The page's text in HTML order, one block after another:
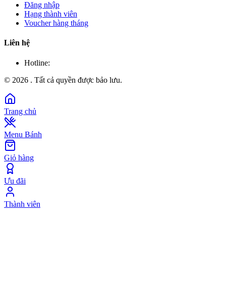
Đăng nhập
Hạng thành viên
Voucher hàng tháng
Liên hệ
Hotline:
© 2026 . Tất cả quyền được bảo lưu.
Trang chủ
Menu Bánh
Giỏ hàng
Ưu đãi
Thành viên